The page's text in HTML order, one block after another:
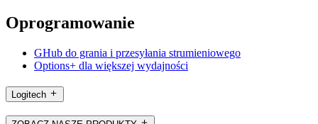
Oprogramowanie
GHub do grania i przesyłania strumieniowego
Options+ dla większej wydajności
Logitech